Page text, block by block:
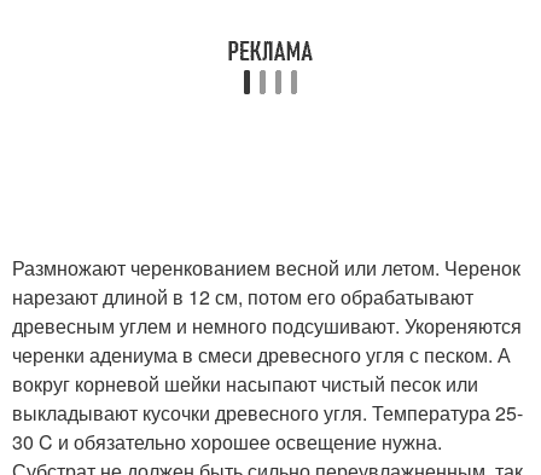
Размножают черенкованием весной или летом. Черенок
нарезают длиной в 12 см, потом его обрабатывают
древесным углем и немного подсушивают. Укореняются
черенки адениума в смеси древесного угля с песком. А
вокруг корневой шейки насыпают чистый песок или
выкладывают кусочки древесного угля. Температура 25-
30 C и обязательно хорошее освещение нужна.